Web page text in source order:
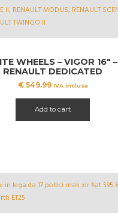
WHEELS – VIGOR 16″ –
RENAULT DEDICATED
€549.99 IVA inclusa
Add to cart